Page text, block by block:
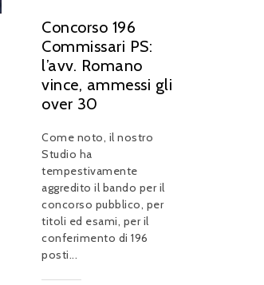
Concorso 196
Commissari PS:
l’avv. Romano
vince, ammessi gli
over 30
Come noto, il nostro
Studio ha
tempestivamente
aggredito il bando per il
concorso pubblico, per
titoli ed esami, per il
conferimento di 196
posti...